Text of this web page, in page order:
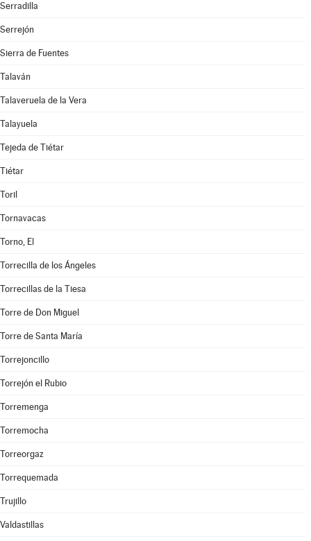
Serradilla
Serrejón
Sierra de Fuentes
Talaván
Talaveruela de la Vera
Talayuela
Tejeda de Tiétar
Tiétar
Toril
Tornavacas
Torno, El
Torrecilla de los Ángeles
Torrecillas de la Tiesa
Torre de Don Miguel
Torre de Santa María
Torrejoncillo
Torrejón el Rubio
Torremenga
Torremocha
Torreorgaz
Torrequemada
Trujillo
Valdastillas